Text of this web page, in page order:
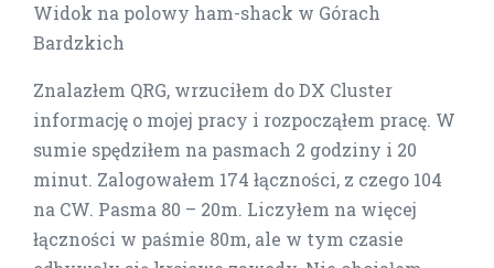
Widok na polowy ham-shack w Górach
Bardzkich
Znalazłem QRG, wrzuciłem do DX Cluster
informację o mojej pracy i rozpocząłem pracę. W
sumie spędziłem na pasmach 2 godziny i 20
minut. Zalogowałem 174 łączności, z czego 104
na CW. Pasma 80 – 20m. Liczyłem na więcej
łączności w paśmie 80m, ale w tym czasie